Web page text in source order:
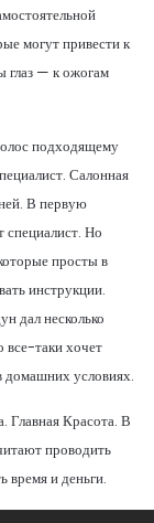
могут привести к
глаз — к ожогам
подходящему
Салонная
В первую
специалист. Но
просты в
инструкции.
дал несколько
все-таки хочет
домашних условиях.
Главная Красота. В
проводить
время и деньги.